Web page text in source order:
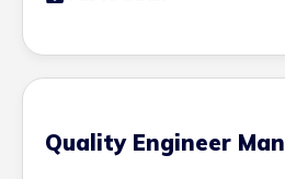
Quality Engineer